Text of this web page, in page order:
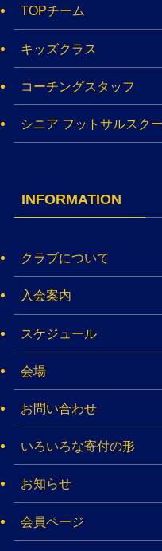
TOPチーム
キッズクラス
コーチングスタッフ
シニア フットサルスク
INFORMATION
クラブについて
入会案内
スケジュール
会場
お問い合わせ
いろいろな寄付の形
お知らせ
会員ページ